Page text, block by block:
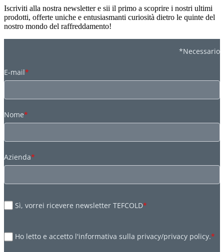
Iscriviti alla nostra newsletter e sii il primo a scoprire i nostri ultimi
prodotti, offerte uniche e entusiasmanti curiosità dietro le quinte del
nostro mondo del raffreddamento!
*Necessario
E-mail*
Nome*
Azienda*
Sì, vorrei ricevere newsletter TEFCOLD*
Ho letto e accetto l'informativa sulla privacy/privacy policy.*